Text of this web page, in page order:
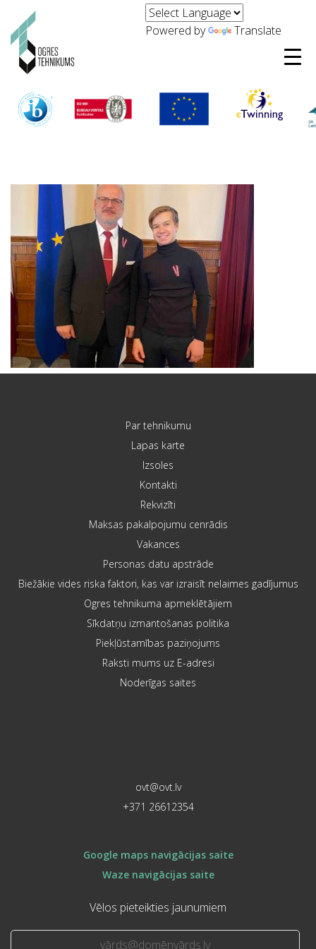
Powered by Translate
Par tehnikumu
Lapas karte
Izsoles
Kontakti
Rekvizīti
Maksas pakalpojumu cenrādis
Vakances
Personas datu apstrāde
Biežākie vides riska faktori, kas var izraisīt nelaimes gadījumus
Ogres tehnikuma apmeklētājiem
Sīkdatņu izmantošanas politika
Piekļūstamības paziņojums
Raksti mums uz E-adresi
Noderīgas saites
ovt@ovt.lv
+371 26612354
Google maps navigācijas saite
Waze navigācijas saite
Vēlos pieteikties jaunumiem